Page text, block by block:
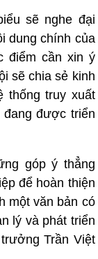
sẽ nghe đại
dung chính của
điểm cần xin ý
sẽ chia sẻ kinh
thống truy xuất
đang được triển
góp ý thẳng
để hoàn thiện
một văn bản có
lý và phát triển
Trần Việt